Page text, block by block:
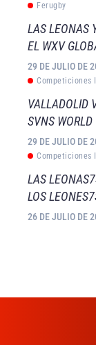
Ferugby
LAS LEONAS
EL WXV
29 DE JULIO DE
Competiciones
VALLADOLID
SVNS
29 DE JULIO DE
Competiciones
LAS
LOS
26 DE JULIO DE